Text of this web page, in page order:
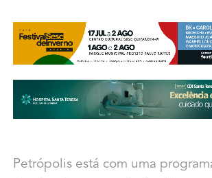
Petrópolis está com uma